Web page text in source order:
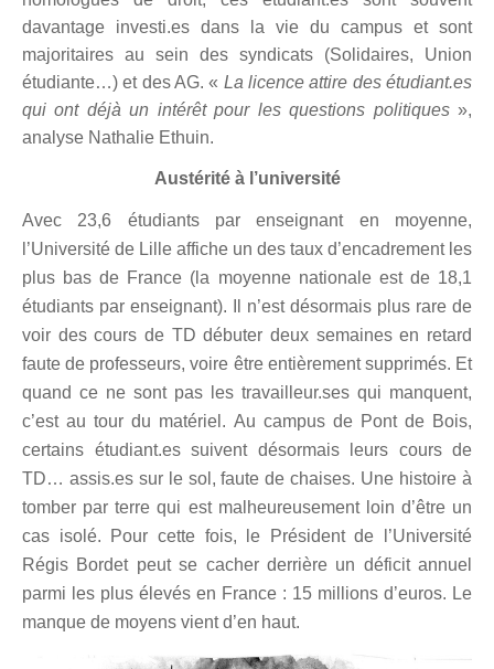
davantage investi.es dans la vie du campus et sont
majoritaires au sein des syndicats (Solidaires, Union
étudiante…) et des AG. « Lalicence attire des étudiant.es
qui ont déjàun intérêt pour les questions politiques»,
analyse Nathalie Ethuin.
Austérité à l’université
Avec 23,6 étudiants par enseignant en moyenne,
l’Université de Lille affiche un des taux d’encadrement les
plus bas de France (la moyenne nationale est de 18,1
étudiants par enseignant). Il n’est désormais plus rare de
voir des cours de TD débuter deux semaines en retard
faute de professeurs, voire être entièrement supprimés. Et
quand ce ne sont pas les travailleur.ses qui manquent,
c’est au tour du matériel. Au campus de Pont de Bois,
certains étudiant.es suivent désormais leurs cours de
TD… assis.es sur le sol, faute de chaises. Une histoire à
tomber par terre qui est malheureusement loin d’être un
cas isolé. Pour cette fois, le Président de l’Université
Régis Bordet peut se cacher derrière un déficit annuel
parmi les plus élevés en France : 15 millions d’euros. Le
manque de moyens vient d’en haut.